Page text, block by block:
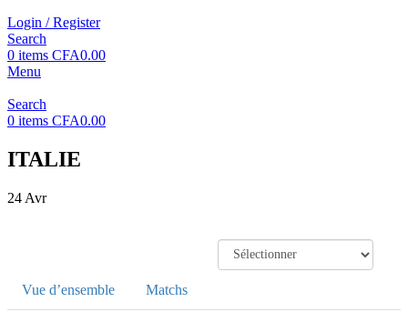
Login / Register
Search
0 items CFA0.00
Menu
Search
0 items CFA0.00
ITALIE
24 Avr
Vue d’ensemble Matchs